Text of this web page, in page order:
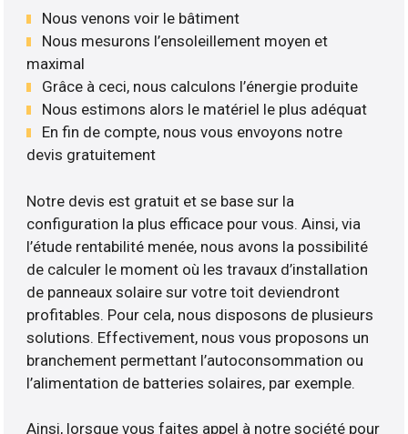
Nous venons voir le bâtiment
Nous mesurons l’ensoleillement moyen et
maximal
Grâce à ceci, nous calculons l’énergie produite
Nous estimons alors le matériel le plus adéquat
En fin de compte, nous vous envoyons notre
devis gratuitement
Notre devis est gratuit et se base sur la
configuration la plus efficace pour vous. Ainsi, via
l’étude rentabilité menée, nous avons la possibilité
de calculer le moment où les travaux d’installation
de panneaux solaire sur votre toit deviendront
profitables. Pour cela, nous disposons de plusieurs
solutions. Effectivement, nous vous proposons un
branchement permettant l’autoconsommation ou
l’alimentation de batteries solaires, par exemple.
Ainsi, lorsque vous faites appel à notre société pour